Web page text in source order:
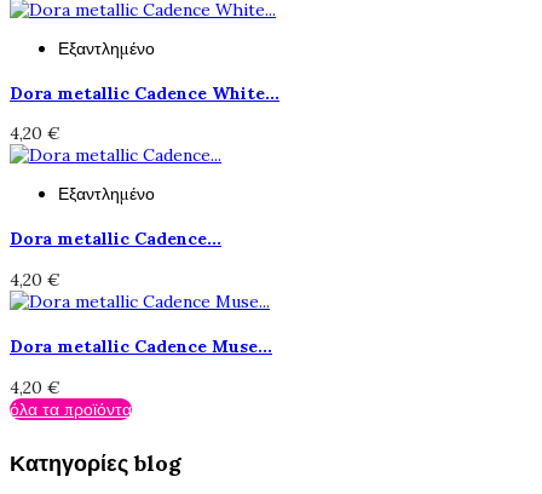
Εξαντλημένο
Dora metallic Cadence White...
4,20 €
Εξαντλημένο
Dora metallic Cadence...
4,20 €
Dora metallic Cadence Muse...
4,20 €
όλα τα προϊόντα
Κατηγορίες blog